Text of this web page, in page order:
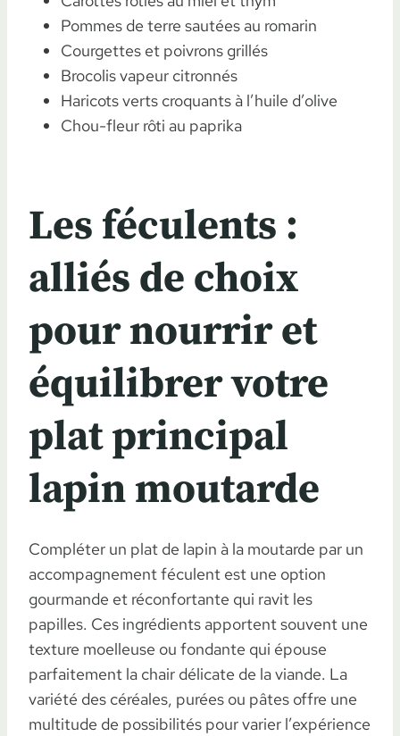
Pommes de terre sautées au romarin
Courgettes et poivrons grillés
Brocolis vapeur citronnés
Haricots verts croquants à l’huile d’olive
Chou-fleur rôti au paprika
Les féculents :
alliés de choix
pour nourrir et
équilibrer votre
plat principal
lapin moutarde
Compléter un plat de lapin à la moutarde par un
accompagnement féculent est une option
gourmande et réconfortante qui ravit les
papilles. Ces ingrédients apportent souvent une
texture moelleuse ou fondante qui épouse
parfaitement la chair délicate de la viande. La
variété des céréales, purées ou pâtes offre une
multitude de possibilités pour varier l’expérience